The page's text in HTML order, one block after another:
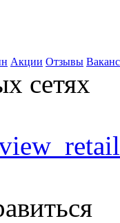
Акции Отзывы
сетях